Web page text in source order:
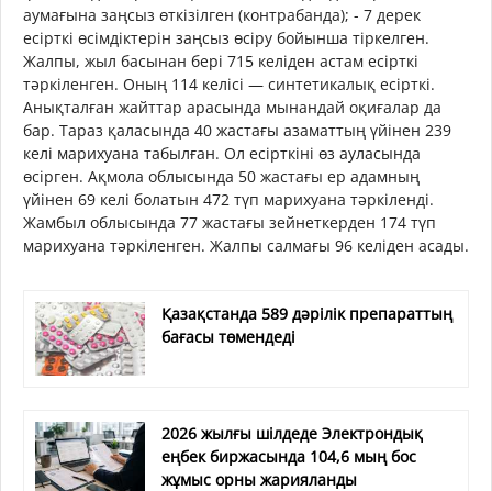
аумағына заңсыз өткізілген (контрабанда); - 7 дерек
есірткі өсімдіктерін заңсыз өсіру бойынша тіркелген.
Жалпы, жыл басынан бері 715 келіден астам есірткі
тәркіленген. Оның 114 келісі — синтетикалық есірткі.
Анықталған жайттар арасында мынандай оқиғалар да
бар. Тараз қаласында 40 жастағы азаматтың үйінен 239
келі марихуана табылған. Ол есірткіні өз ауласында
өсірген. Ақмола облысында 50 жастағы ер адамның
үйінен 69 келі болатын 472 түп марихуана тәркіленді.
Жамбыл облысында 77 жастағы зейнеткерден 174 түп
марихуана тәркіленген. Жалпы салмағы 96 келіден асады.
Қазақстанда 589 дәрілік препараттың
бағасы төмендеді
2026 жылғы шілдеде Электрондық
еңбек биржасында 104,6 мың бос
жұмыс орны жарияланды